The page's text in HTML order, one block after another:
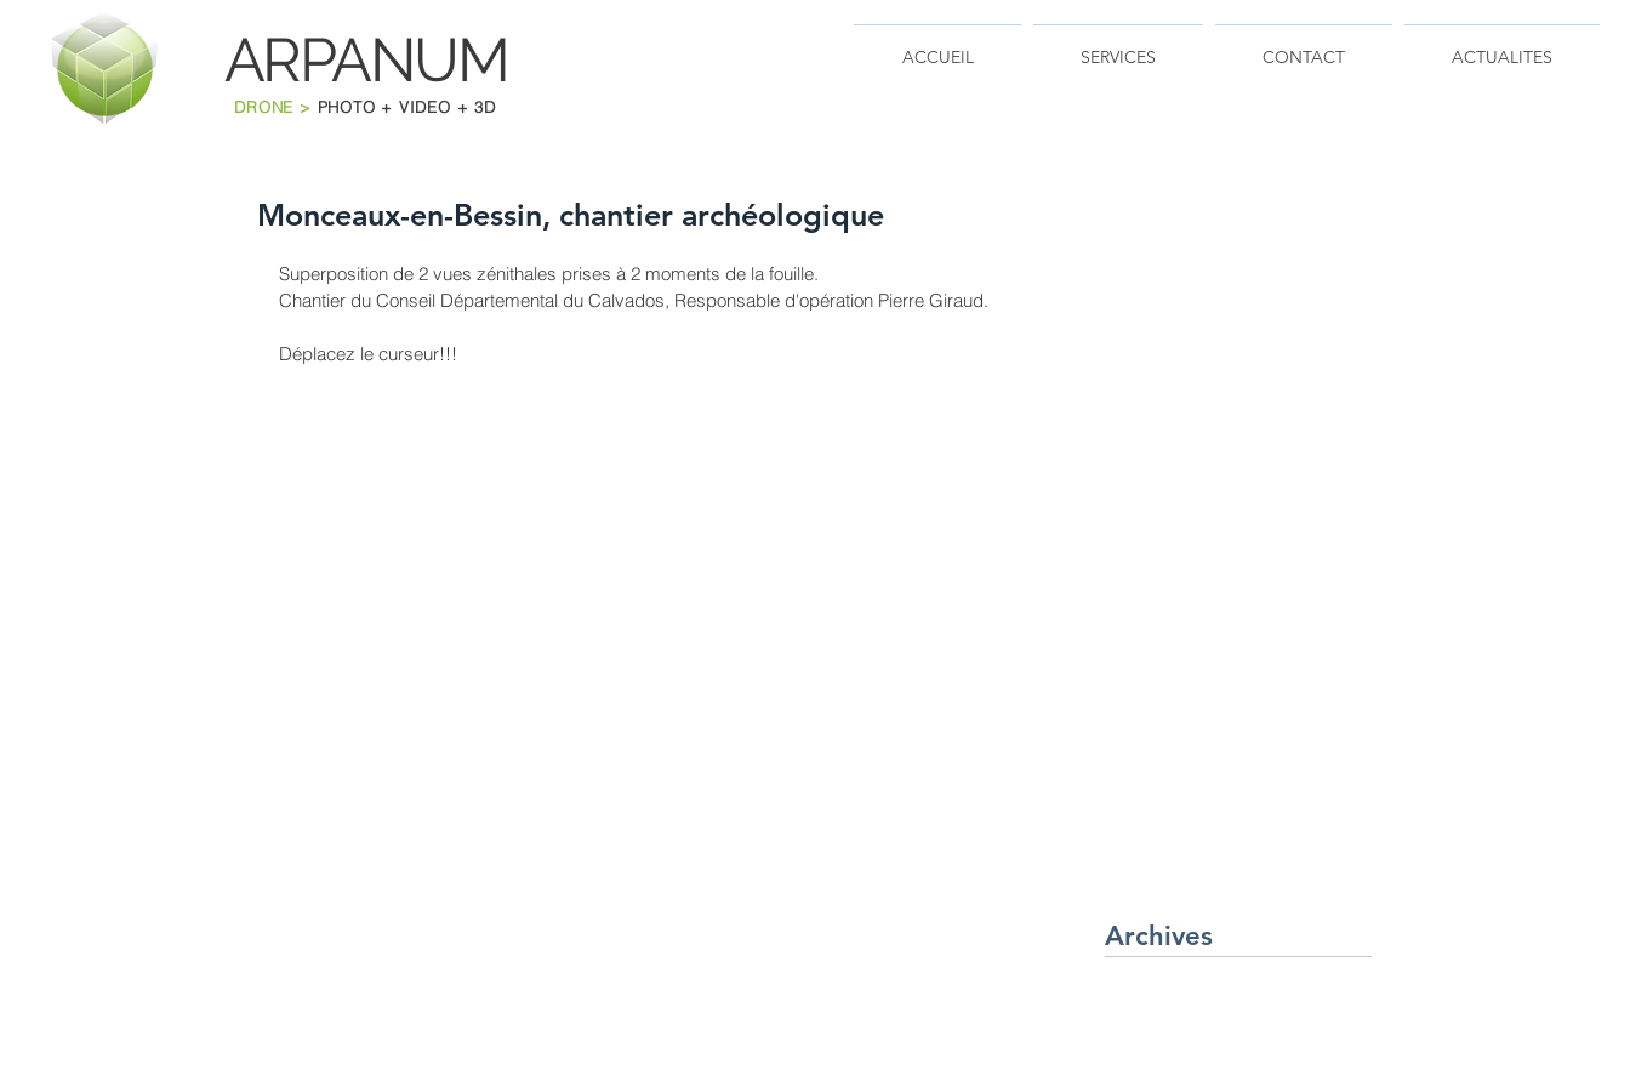
ARPANUM
DRONE > PHOTO + VIDEO + 3D
ACCUEIL SERVICES CONTACT ACTUALITES
Monceaux-en-Bessin, chantier archéologique
Superposition de 2 vues zénithales prises à 2 moments de la fouille.
Chantier du Conseil Départemental du Calvados, Responsable d'opération Pierre Giraud.
Déplacez le curseur!!!
Archives